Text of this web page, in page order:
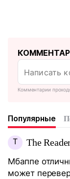
Комментарии
Популярные
T The
Мбаппе
может